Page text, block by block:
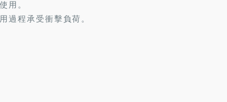
用。
過程承受衝擊負荷。